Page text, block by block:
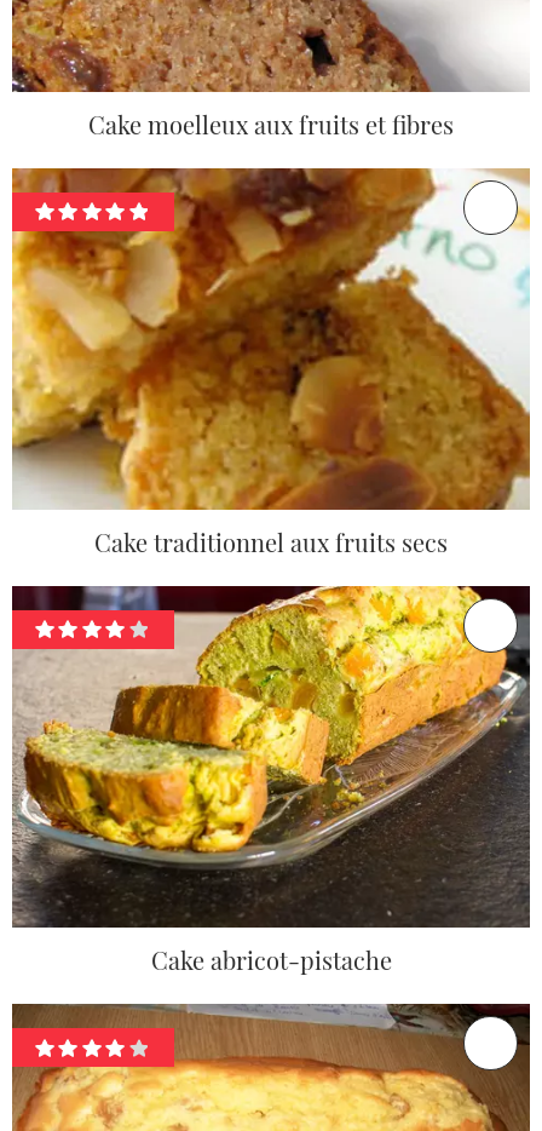
Cake moelleux aux fruits et fibres
Cake traditionnel aux fruits secs
Cake abricot-pistache